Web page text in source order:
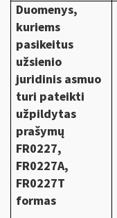
Duomenys,
kuriems
pasikeitus
užsienio
juridinis asmuo
turi pateikti
užpildytas
prašymų
FR0227,
FR0227A,
FR0227T
formas